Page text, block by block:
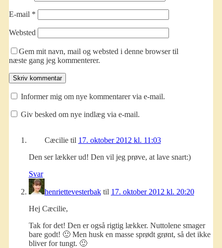
E-mail *
Websted
Gem mit navn, mail og websted i denne browser til
næste gang jeg kommenterer.
Informer mig om nye kommentarer via e-mail.
Giv besked om nye indlæg via e-mail.
Cæcilietil 17. oktober 2012 kl. 11:03
Den ser lækker ud! Den vil jeg prøve, at lave snart:)
Svar
henriettevesterbaktil 17. oktober 2012 kl. 20:20
Hej Cæcilie,
Tak for det! Den er også rigtig lækker. Nuttolene smager
bare godt! 🙂 Men husk en masse sprødt grønt, så det ikke
bliver for tungt. 🙂